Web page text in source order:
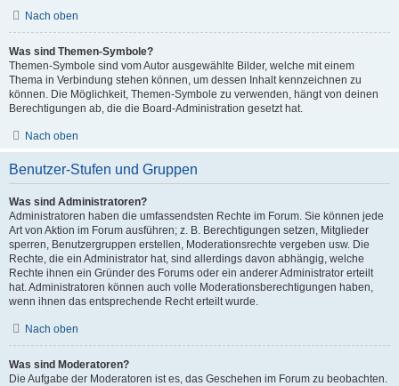
Nach oben
Was sind Themen-Symbole?
Themen-Symbole sind vom Autor ausgewählte Bilder, welche mit einem
Thema in Verbindung stehen können, um dessen Inhalt kennzeichnen zu
können. Die Möglichkeit, Themen-Symbole zu verwenden, hängt von deinen
Berechtigungen ab, die die Board-Administration gesetzt hat.
Nach oben
Benutzer-Stufen und Gruppen
Was sind Administratoren?
Administratoren haben die umfassendsten Rechte im Forum. Sie können jede
Art von Aktion im Forum ausführen; z. B. Berechtigungen setzen, Mitglieder
sperren, Benutzergruppen erstellen, Moderationsrechte vergeben usw. Die
Rechte, die ein Administrator hat, sind allerdings davon abhängig, welche
Rechte ihnen ein Gründer des Forums oder ein anderer Administrator erteilt
hat. Administratoren können auch volle Moderationsberechtigungen haben,
wenn ihnen das entsprechende Recht erteilt wurde.
Nach oben
Was sind Moderatoren?
Die Aufgabe der Moderatoren ist es, das Geschehen im Forum zu beobachten.